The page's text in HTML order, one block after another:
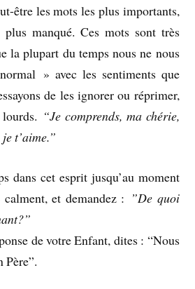
être les mots les plus importants,
manqué. Ces mots sont très
la plupart du temps nous ne nous
» avec les sentiments que
de les ignorer ou réprimer,
“Je comprends, ma chérie,
t’aime.”
dans cet esprit jusqu’au moment
et demandez : ”De quoi
de votre Enfant, dites : “Nous
Père”.